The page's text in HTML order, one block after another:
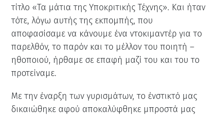
τίτλο «Τα μάτια της Υποκριτικής Τέχνης». Και ήταν
τότε, λόγω αυτής της εκπομπής, που
αποφασίσαμε να κάνουμε ένα ντοκιμαντέρ για το
παρελθόν, το παρόν και το μέλλον του ποιητή –
ηθοποιού, ήρθαμε σε επαφή μαζί του και του το
προτείναμε.
Με την έναρξη των γυρισμάτων, το ένστικτό μας
δικαιώθηκε αφού αποκαλύφθηκε μπροστά μας